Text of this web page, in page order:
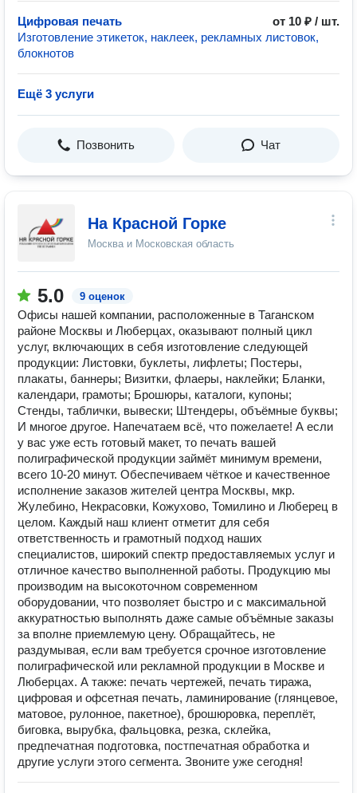
Цифровая печать
от 10 ₽ / шт.
Изготовление этикеток, наклеек, рекламных листовок,
блокнотов
Ещё 3 услуги
Позвонить Чат
На Красной Горке
Москва и Московская область
5.0 9 оценок
Офисы нашей компании, расположенные в Таганском
районе Москвы и Люберцах, оказывают полный цикл
услуг, включающих в себя изготовление следующей
продукции: Листовки, буклеты, лифлеты; Постеры,
плакаты, баннеры; Визитки, флаеры, наклейки; Бланки,
календари, грамоты; Брошюры, каталоги, купоны;
Стенды, таблички, вывески; Штендеры, объёмные буквы;
И многое другое. Напечатаем всё, что пожелаете! А если
у вас уже есть готовый макет, то печать вашей
полиграфической продукции займёт минимум времени,
всего 10-20 минут. Обеспечиваем чёткое и качественное
исполнение заказов жителей центра Москвы, мкр.
Жулебино, Некрасовки, Кожухово, Томилино и Люберец в
целом. Каждый наш клиент отметит для себя
ответственность и грамотный подход наших
специалистов, широкий спектр предоставляемых услуг и
отличное качество выполненной работы. Продукцию мы
производим на высокоточном современном
оборудовании, что позволяет быстро и с максимальной
аккуратностью выполнять даже самые объёмные заказы
за вполне приемлемую цену. Обращайтесь, не
раздумывая, если вам требуется срочное изготовление
полиграфической или рекламной продукции в Москве и
Люберцах. А также: печать чертежей, печать тиража,
цифровая и офсетная печать, ламинирование (глянцевое,
матовое, рулонное, пакетное), брошюровка, переплёт,
биговка, вырубка, фальцовка, резка, склейка,
предпечатная подготовка, постпечатная обработка и
другие услуги этого сегмента. Звоните уже сегодня!